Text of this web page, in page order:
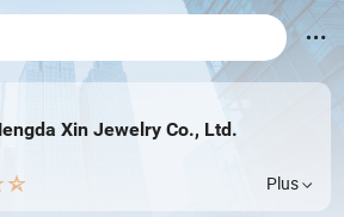
Xin Jewelry Co., Ltd.
Plus